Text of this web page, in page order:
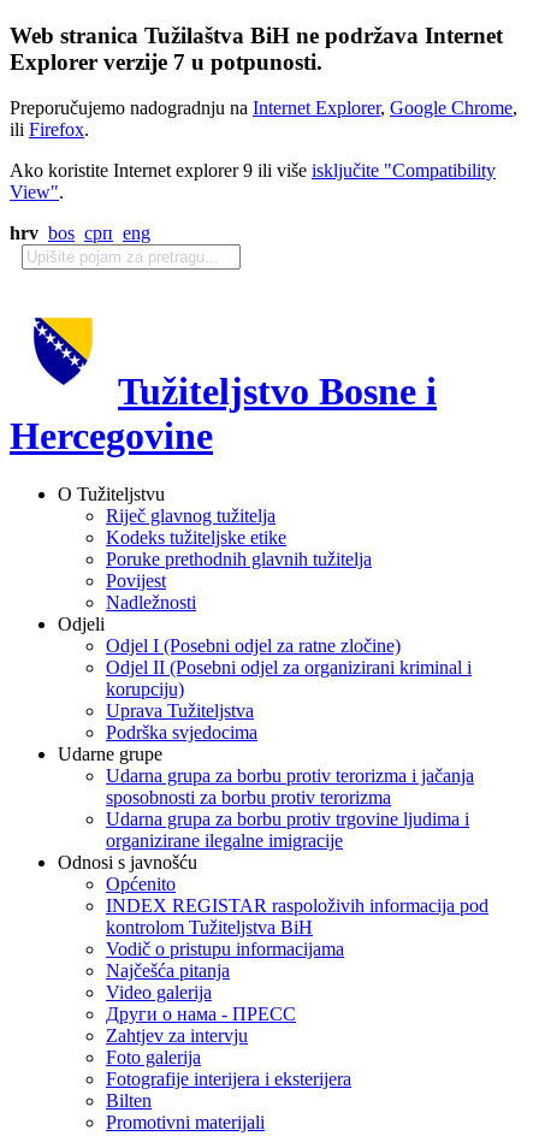
Web stranica Tužilaštva BiH ne podržava Internet
Explorer verzije 7 u potpunosti.
Preporučujemo nadogradnju na Internet Explorer, Google Chrome,
ili Firefox.
Ako koristite Internet explorer 9 ili više isključite "Compatibility
View".
hrv bos срп eng
Tužiteljstvo Bosne i
Hercegovine
O Tužiteljstvu
Riječ glavnog tužitelja
Kodeks tužiteljske etike
Poruke prethodnih glavnih tužitelja
Povijest
Nadležnosti
Odjeli
Odjel I (Posebni odjel za ratne zločine)
Odjel II (Posebni odjel za organizirani kriminal i
korupciju)
Uprava Tužiteljstva
Podrška svjedocima
Udarne grupe
Udarna grupa za borbu protiv terorizma i jačanja
sposobnosti za borbu protiv terorizma
Udarna grupa za borbu protiv trgovine ljudima i
organizirane ilegalne imigracije
Odnosi s javnošću
Općenito
INDEX REGISTAR raspoloživih informacija pod
kontrolom Tužiteljstva BiH
Vodič o pristupu informacijama
Najčešća pitanja
Video galerija
Други о нама - ПРЕСC
Zahtjev za intervju
Foto galerija
Fotografije interijera i eksterijera
Bilten
Promotivni materijali